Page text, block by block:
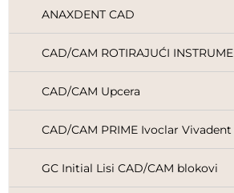
ANAXDENT CAD
CAD/CAM ROTIRAJUĆI
CAD/CAM Upcera
CAD/CAM PRIME Ivoclar
GC Initial Lisi CAD/CAM blokovi